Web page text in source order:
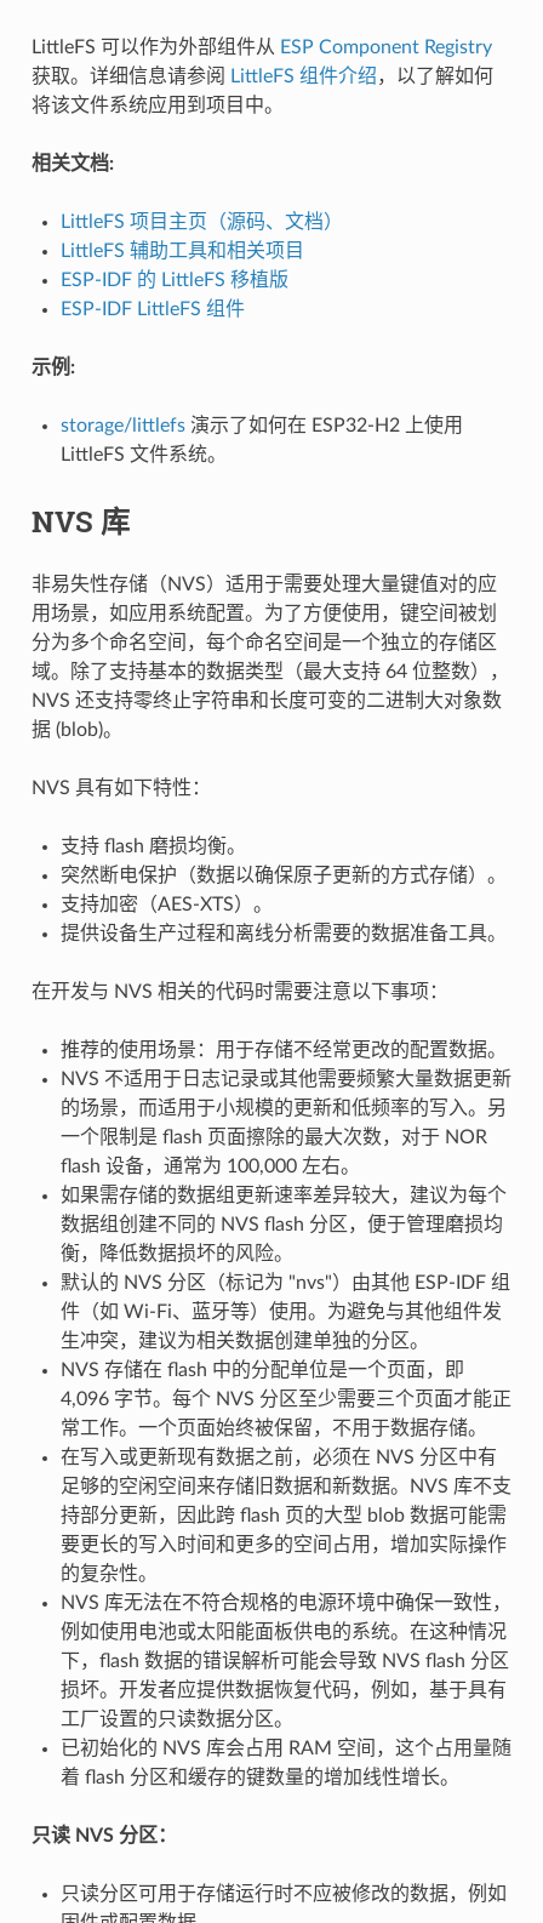
LittleFS 可以作为外部组件从 ESP Component Registry
获取。详细信息请参阅
LittleFS 组件介绍，以了解如何
将该文件系统应用到项目中。
相关文档:
LittleFS 项目主页（源码、文档）
LittleFS 辅助工具和相关项目
ESP-IDF 的 LittleFS 移植版
ESP-IDF LittleFS 组件
示例:
storage/littlefs演示了如何在 ESP32-H2 上使用
LittleFS 文件系统。
NVS 库
非易失性存储（NVS）适用于需要处理大量键值对的应
用场景，如应用系统配置。为了方便使用，键空间被划
分为多个命名空间，每个命名空间是一个独立的存储区
域。除了支持基本的数据类型（最大支持 64 位整数），
NVS 还支持零终止字符串和长度可变的二进制大对象数
据 (blob)。
NVS 具有如下特性：
支持 flash 磨损均衡。
突然断电保护（数据以确保原子更新的方式存储）。
支持加密（AES-XTS）。
提供设备生产过程和离线分析需要的数据准备工具。
在开发与 NVS 相关的代码时需要注意以下事项：
推荐的使用场景：用于存储不经常更改的配置数据。
NVS 不适用于日志记录或其他需要频繁大量数据更新
的场景，而适用于小规模的更新和低频率的写入。另
一个限制是 flash 页面擦除的最大次数，对于 NOR
flash 设备，通常为 100,000 左右。
如果需存储的数据组更新速率差异较大，建议为每个
数据组创建不同的 NVS flash 分区，便于管理磨损均
衡，降低数据损坏的风险。
默认的 NVS 分区（标记为 "nvs"）由其他 ESP-IDF 组
件（如 Wi-Fi、蓝牙等）使用。为避免与其他组件发
生冲突，建议为相关数据创建单独的分区。
NVS 存储在 flash 中的分配单位是一个页面，即
4,096 字节。每个 NVS 分区至少需要三个页面才能正
常工作。一个页面始终被保留，不用于数据存储。
在写入或更新现有数据之前，必须在 NVS 分区中有
足够的空闲空间来存储旧数据和新数据。NVS 库不支
持部分更新，因此跨 flash 页的大型 blob 数据可能需
要更长的写入时间和更多的空间占用，增加实际操作
的复杂性。
NVS 库无法在不符合规格的电源环境中确保一致性，
例如使用电池或太阳能面板供电的系统。在这种情况
下，flash 数据的错误解析可能会导致 NVS flash 分区
损坏。开发者应提供数据恢复代码，例如，基于具有
工厂设置的只读数据分区。
已初始化的 NVS 库会占用 RAM 空间，这个占用量随
着 flash 分区和缓存的键数量的增加线性增长。
只读 NVS 分区：
只读分区可用于存储运行时不应被修改的数据，例如